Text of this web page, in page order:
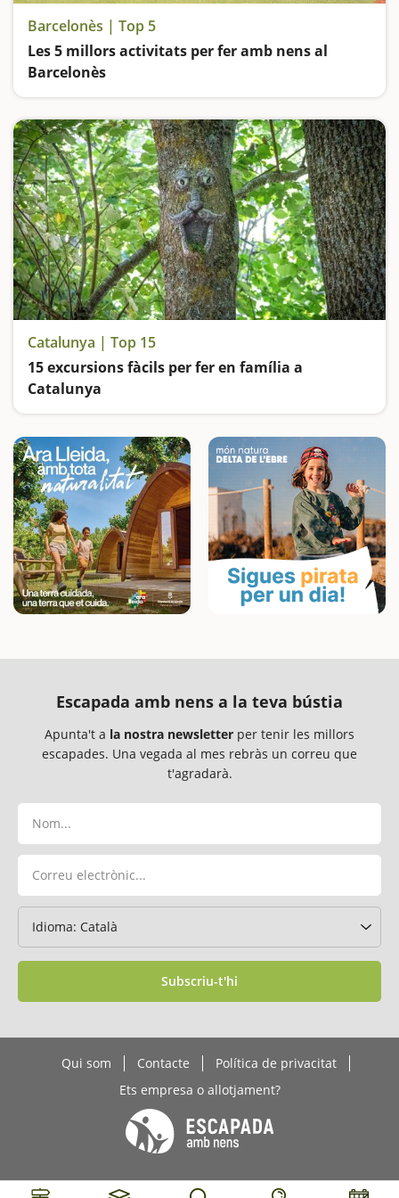
Barcelonès | Top 5
Les 5 millors activitats per fer amb nens al
Barcelonès
Catalunya | Top 15
15 excursions fàcils per fer en família a
Catalunya
Escapada amb nens a la teva bústia
Apunta't a la nostra newsletter per tenir les millors
escapades. Una vegada al mes rebràs un correu que
t'agradarà.
Subscriu-t'hi
Qui som Contacte
Política de privacitat
Ets empresa o allotjament?